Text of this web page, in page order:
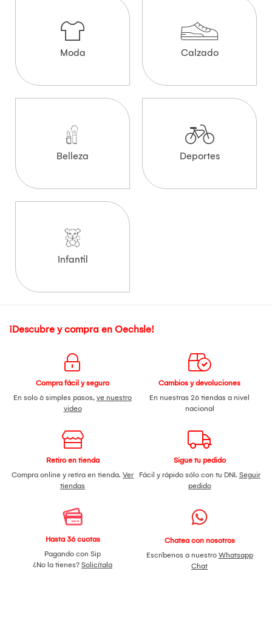
Moda Calzado
Belleza Deportes
Infantil
¡Descubre y compra en Oechsle!
Compra fácil y seguro
En solo 6 simples pasos, ve nuestro
video
Cambios y devoluciones
En nuestras 26 tiendas a nivel
nacional
Retiro en tienda
Compra online y retira en tienda. Ver
tiendas
Sigue tu pedido
Fácil y rápido sólo con tu DNI. Seguir
pedido
Hasta 36 cuotas
Pagando con Sip
¿No la tienes? Solicítala
Chatea con nosotros
Escríbenos a nuestro Whatsapp
Chat